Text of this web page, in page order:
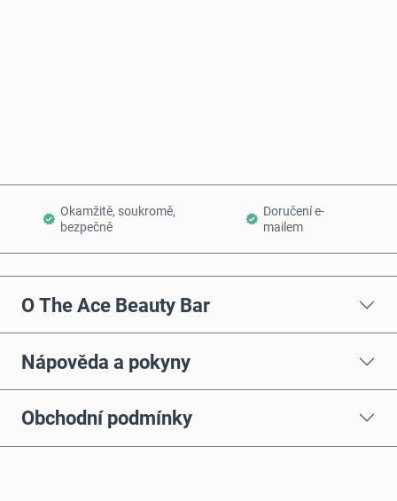
Okamžitě, soukromě,
bezpečně
Doručení e-
mailem
O The Ace Beauty Bar
Nápověda a pokyny
Obchodní podmínky